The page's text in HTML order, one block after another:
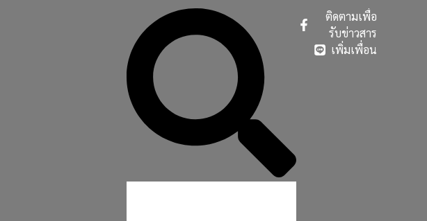
ติดตามเพื่อ
รับข่าวสาร
เพิ่มเพื่อน